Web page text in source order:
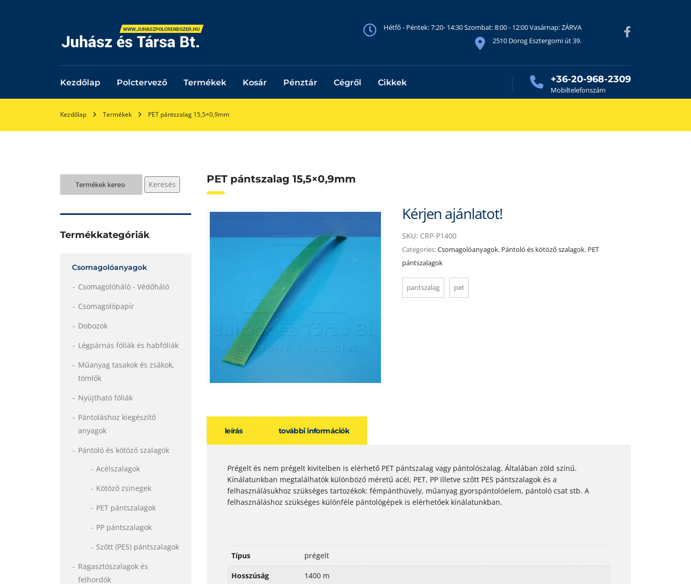
Hétfő - Péntek: 7:20- 14:30 Szombat: 8:00 - 12:00 Vasárnap: ZÁRVA
2510 Dorog Esztergomi út 39.
Kezdőlap Polctervező Termékek Kosár Pénztár Cégről Cikkek +36-20-968-2309
Mobiltelefonszám
Kezdőlap Termékek PET pántszalag 15,5×0,9mm
PET pántszalag 15,5×0,9mm
Kérjen ajánlatot!
SKU: CRP-P1400
Categories:Csomagolóanyagok, Pántoló és kötöző szalagok, PET
pántszalagok
pantszalag pet
leírás további információk
Prégelt és nem prégelt kivitelben is elérhető PET pántszalag vagy pántolószalag. Általában zöld színű.
Kínálatunkban megtalálhatók különböző méretű acél, PET, PP illetve szőtt PES pántszalagok és a
felhasználásukhoz szükséges tartozékok: fémpánthüvely, műanyag gyorspántolóelem, pántoló csat stb. A
felhasználáshoz szükséges különféle pántológépek is elérhetőek kínálatunkban.
Típus prégelt
Hosszúság 1400 m
Keresés
a
Keresés
Termékkategóriák
Csomagolóanyagok
Csomagolóháló - Védőháló
Csomagolópapír
Dobozok
Légpárnás fóliák és habfóliák
Műanyag tasakok és zsákok,
tömlők
Nyújtható fóliák
Pántoláshoz kiegészítő
anyagok
Pántoló és kötöző szalagok
Acélszalagok
Kötöző zsinegek
PET pántszalagok
PP pántszalagok
Szőtt (PES) pántszalagok
Ragasztószalagok és
felhordók